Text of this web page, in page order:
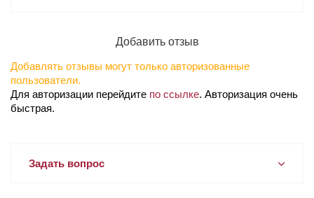
Добавить отзыв
Добавлять отзывы могут только авторизованные
пользователи.
Для авторизации перейдите по ссылке. Авторизация очень
быстрая.
Задать вопрос